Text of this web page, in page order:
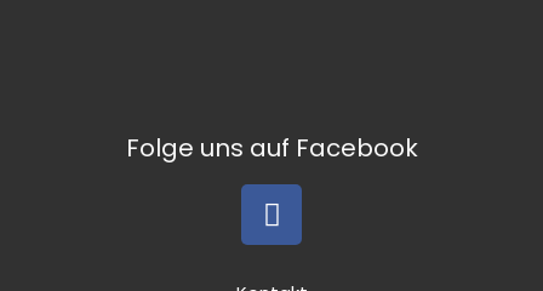
Folge uns auf Facebook